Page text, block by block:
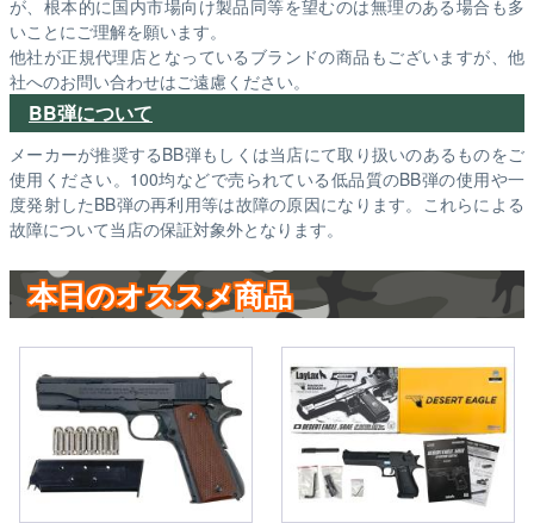
が、根本的に国内市場向け製品同等を望むのは無理のある場合も多
いことにご理解を願います。
他社が正規代理店となっているブランドの商品もございますが、他
社へのお問い合わせはご遠慮ください。
BB弾について
メーカーが推奨するBB弾もしくは当店にて取り扱いのあるものをご
使用ください。100均などで売られている低品質のBB弾の使用や一
度発射したBB弾の再利用等は故障の原因になります。これらによる
故障について当店の保証対象外となります。
本日のオススメ商品